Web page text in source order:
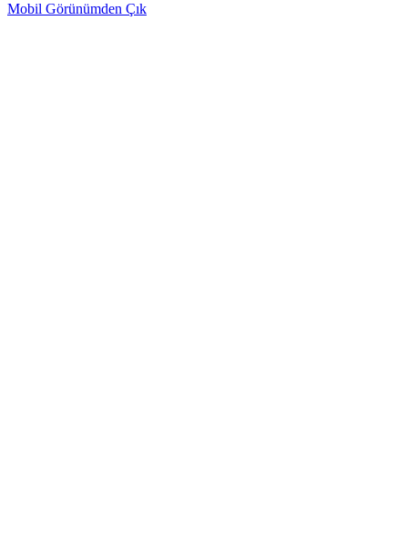
Mobil Görünümden Çık